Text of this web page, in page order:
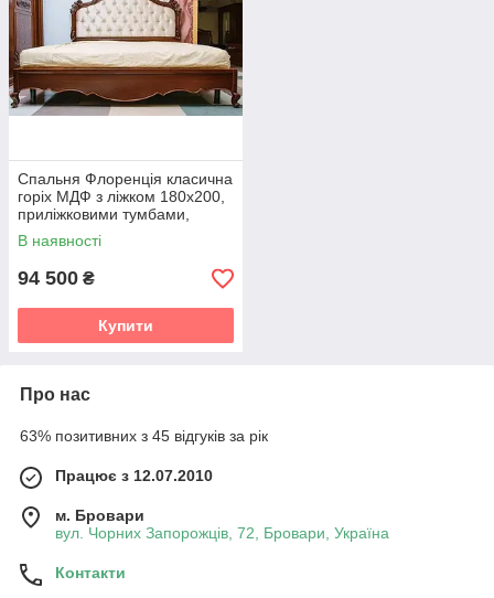
Спальня Флоренція класична
горіх МДФ з ліжком 180х200,
приліжковими тумбами,
туалетним столиком,
дзеркалом і пуфом
В наявності
94 500 ₴
Купити
Про нас
63% позитивних з 45 відгуків за рік
Працює з 12.07.2010
м. Бровари
вул. Чорних Запорожців, 72, Бровари, Україна
Контакти